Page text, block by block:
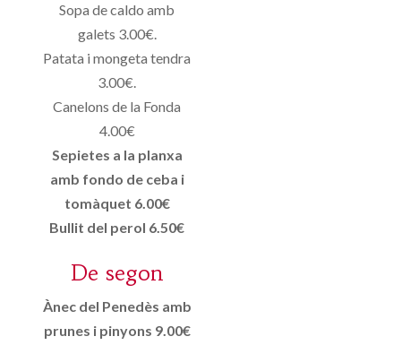
Sopa de caldo amb
galets 3.00€.
Patata i mongeta tendra
3.00€.
Canelons de la Fonda
4.00€
Sepietes a la planxa
amb fondo de ceba i
tomàquet 6.00€
Bullit del perol 6.50€
De segon
Ànec del Penedès amb
prunes i pinyons 9.00€